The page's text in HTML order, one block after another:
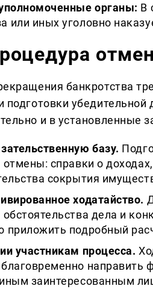
органы: В
или иных уголовно
банкротства
подготовки
и в установленные
базу.
отмены: справки о
сокрытия
ходатайство.
дела и
приложить подробный
участникам процесса.
заинтересованным